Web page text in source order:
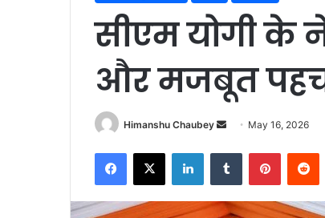
सीएम योगी के
और मजबूत
Himanshu Chaubey May 16, 2026